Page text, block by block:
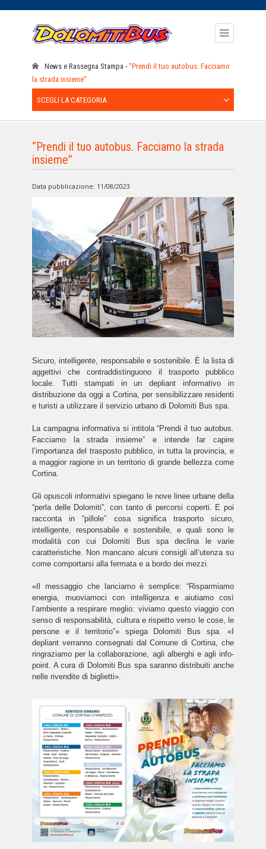
News e Rassegna Stampa
“Prendi il tuo autobus. Facciamo
la strada insieme”
SCEGLI LA CATEGORIA
“Prendi il tuo autobus. Facciamo la strada
insieme”
Data pubblicazione: 11/08/2023
Sicuro, intelligente, responsabile e sostenibile. È la lista di
aggettivi che contraddistinguono il trasporto pubblico
locale. Tutti stampati in un depliant informativo in
distribuzione da oggi a Cortina, per sensibilizzare residenti
e turisti a utilizzare il servizio urbano di Dolomiti Bus spa.
La campagna informativa si intitola “Prendi il tuo autobus.
Facciamo la strada insieme” e intende far capire
l’importanza del trasposto pubblico, in tutta la provincia, e
a maggior ragione in un territorio di grande bellezza come
Cortina.
Gli opuscoli informativi spiegano le nove linee urbane della
“perla delle Dolomiti”, con tanto di percorsi coperti. E poi
racconta in “pillole” cosa significa trasporto sicuro,
intelligente, responsabile e sostenibile, e quali sono le
modalità con cui Dolomiti Bus spa declina le varie
caratteristiche. Non mancano alcuni consigli all’utenza su
come comportarsi alla fermata e a bordo dei mezzi.
«Il messaggio che lanciamo è semplice: “Risparmiamo
energia, muoviamoci con intelligenza e aiutiamo così
l’ambiente a respirare meglio: viviamo questo viaggio con
senso di responsabilità, cultura e rispetto verso le cose, le
persone e il territorio”» spiega Dolomiti Bus spa. «I
depliant verranno consegnati dal Comune di Cortina, che
ringraziamo per la collaborazione, agli alberghi e agli info-
point. A cura di Dolomiti Bus spa saranno distribuiti anche
nelle rivendite di biglietti».